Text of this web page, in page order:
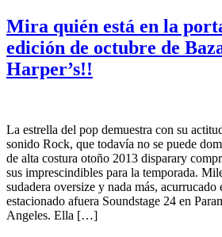
Mira quién está en la
edición de octubre de
Harper’s!!
La estrella del pop demuestra con su
sonido Rock, que todavía no se puede
de alta costura otoño 2013 disparary
sus imprescindibles para la temporada.
sudadera oversize y nada más,
estacionado afuera Soundstage 24 en
Angeles. Ella […]